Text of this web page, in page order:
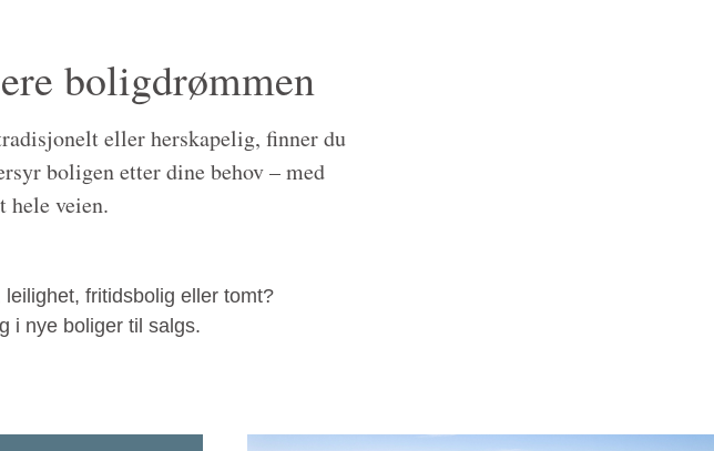
boligdrømmen
eller herskapelig, finner du
boligen etter dine behov – med
hele veien.
fritidsbolig eller tomt?
i nye boliger til salgs.